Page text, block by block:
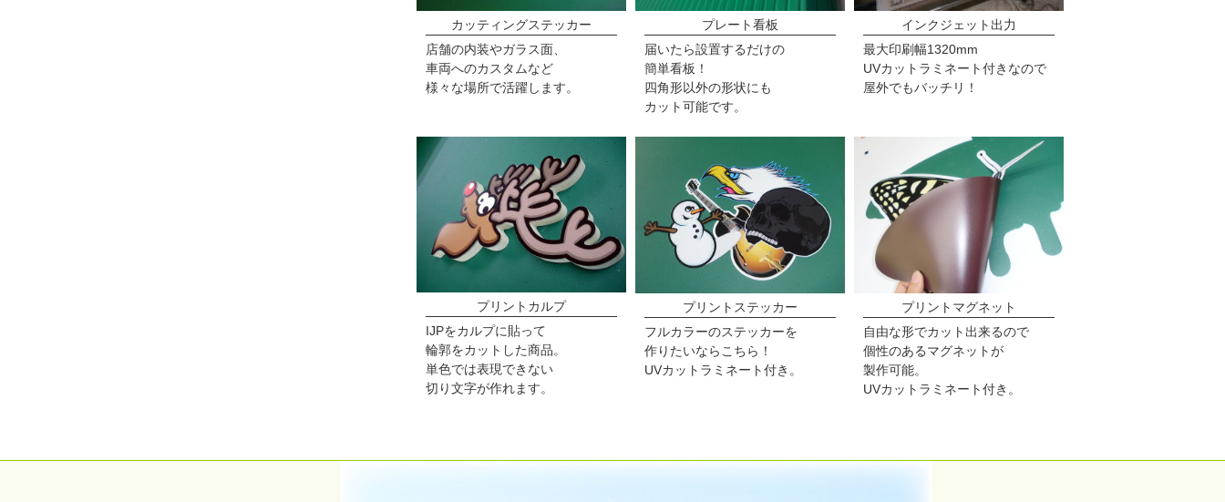
カッティングステッカー
店舗の内装やガラス面、
車両へのカスタムなど
様々な場所で活躍します。
プレート看板
届いたら設置するだけの
簡単看板！
四角形以外の形状にも
カット可能です。
インクジェット出力
最大印刷幅1320mm
UVカットラミネート付きなので
屋外でもバッチリ！
プリントカルプ
IJPをカルプに貼って
輪郭をカットした商品。
単色では表現できない
切り文字が作れます。
プリントステッカー
フルカラーのステッカーを
作りたいならこちら！
UVカットラミネート付き。
プリントマグネット
自由な形でカット出来るので
個性のあるマグネットが
製作可能。
UVカットラミネート付き。